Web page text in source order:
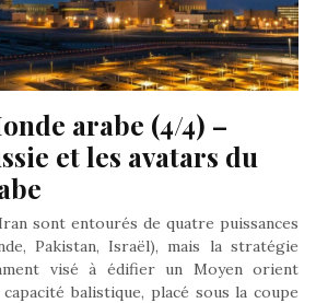
arabe (4/4) –
et les avatars du
sont entourés de quatre puissances
Pakistan, Israël), mais la stratégie
visé à édifier un Moyen orient
balistique, placé sous la coupe